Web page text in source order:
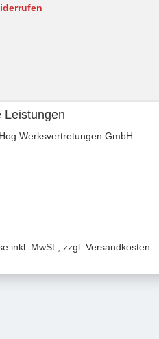
Leistungen
inkl. MwSt., zzgl. Versandkosten.